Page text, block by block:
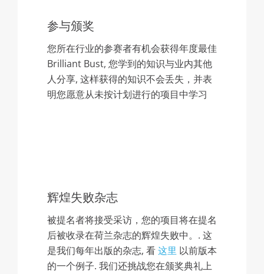
参与颁奖
您所在行业的参赛者有机会获得年度最佳
Brilliant Bust, 您学到的知识与业内其他
人分享, 这样获得的知识不会丢失，并表
明您愿意从未按计划进行的项目中学习
辉煌失败杂志
被提名者将接受采访，您的项目将在提名
后被收录在荷兰杂志的辉煌失败中。. 这
是我们每年出版的杂志, 看这里 以前版本
的一个例子. 我们还挑战您在颁奖典礼上